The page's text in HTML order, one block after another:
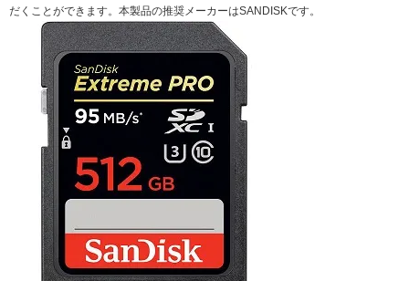
だくことができます。本製品の推奨メーカーはSANDISKです。